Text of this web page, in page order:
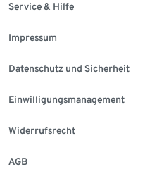
Service & Hilfe
Impressum
Datenschutz und Sicherheit
Einwilligungsmanagement
Widerrufsrecht
AGB